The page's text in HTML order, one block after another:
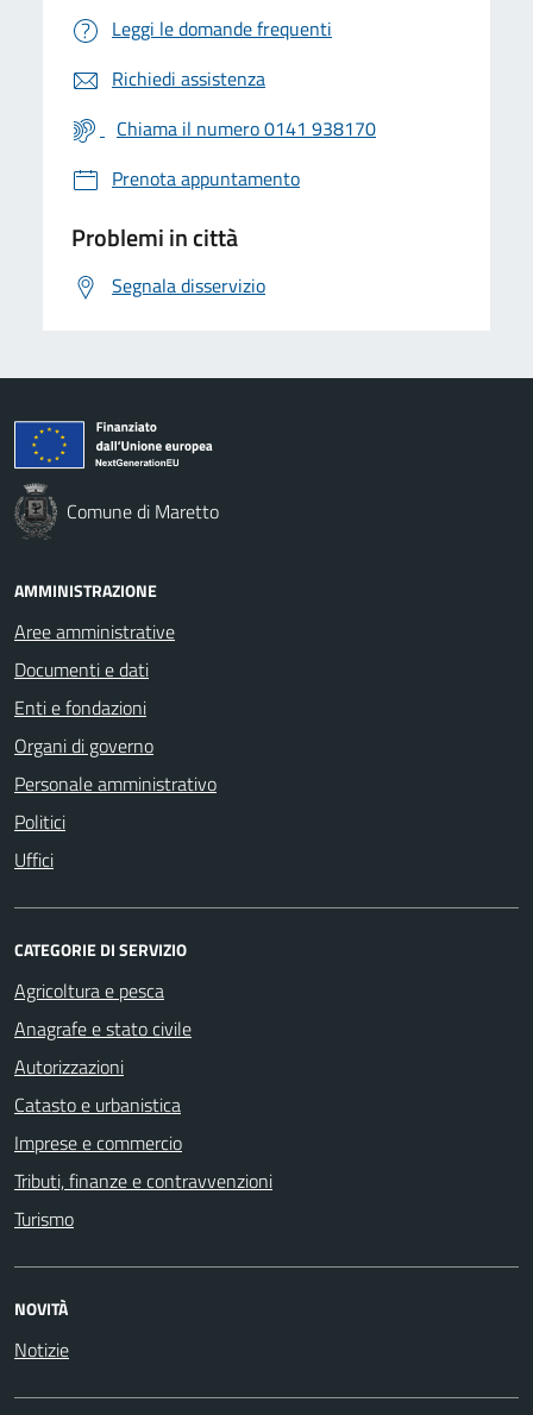
Leggi le domande frequenti
Richiedi assistenza
Chiama il numero 0141 938170
Prenota appuntamento
Problemi in città
Segnala disservizio
Comune di Maretto
AMMINISTRAZIONE
Aree amministrative
Documenti e dati
Enti e fondazioni
Organi di governo
Personale amministrativo
Politici
Uffici
CATEGORIE DI SERVIZIO
Agricoltura e pesca
Anagrafe e stato civile
Autorizzazioni
Catasto e urbanistica
Imprese e commercio
Tributi, finanze e contravvenzioni
Turismo
NOVITÀ
Notizie